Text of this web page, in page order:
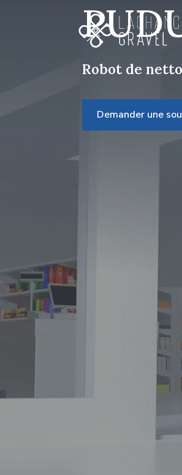
Robot de
Demander une